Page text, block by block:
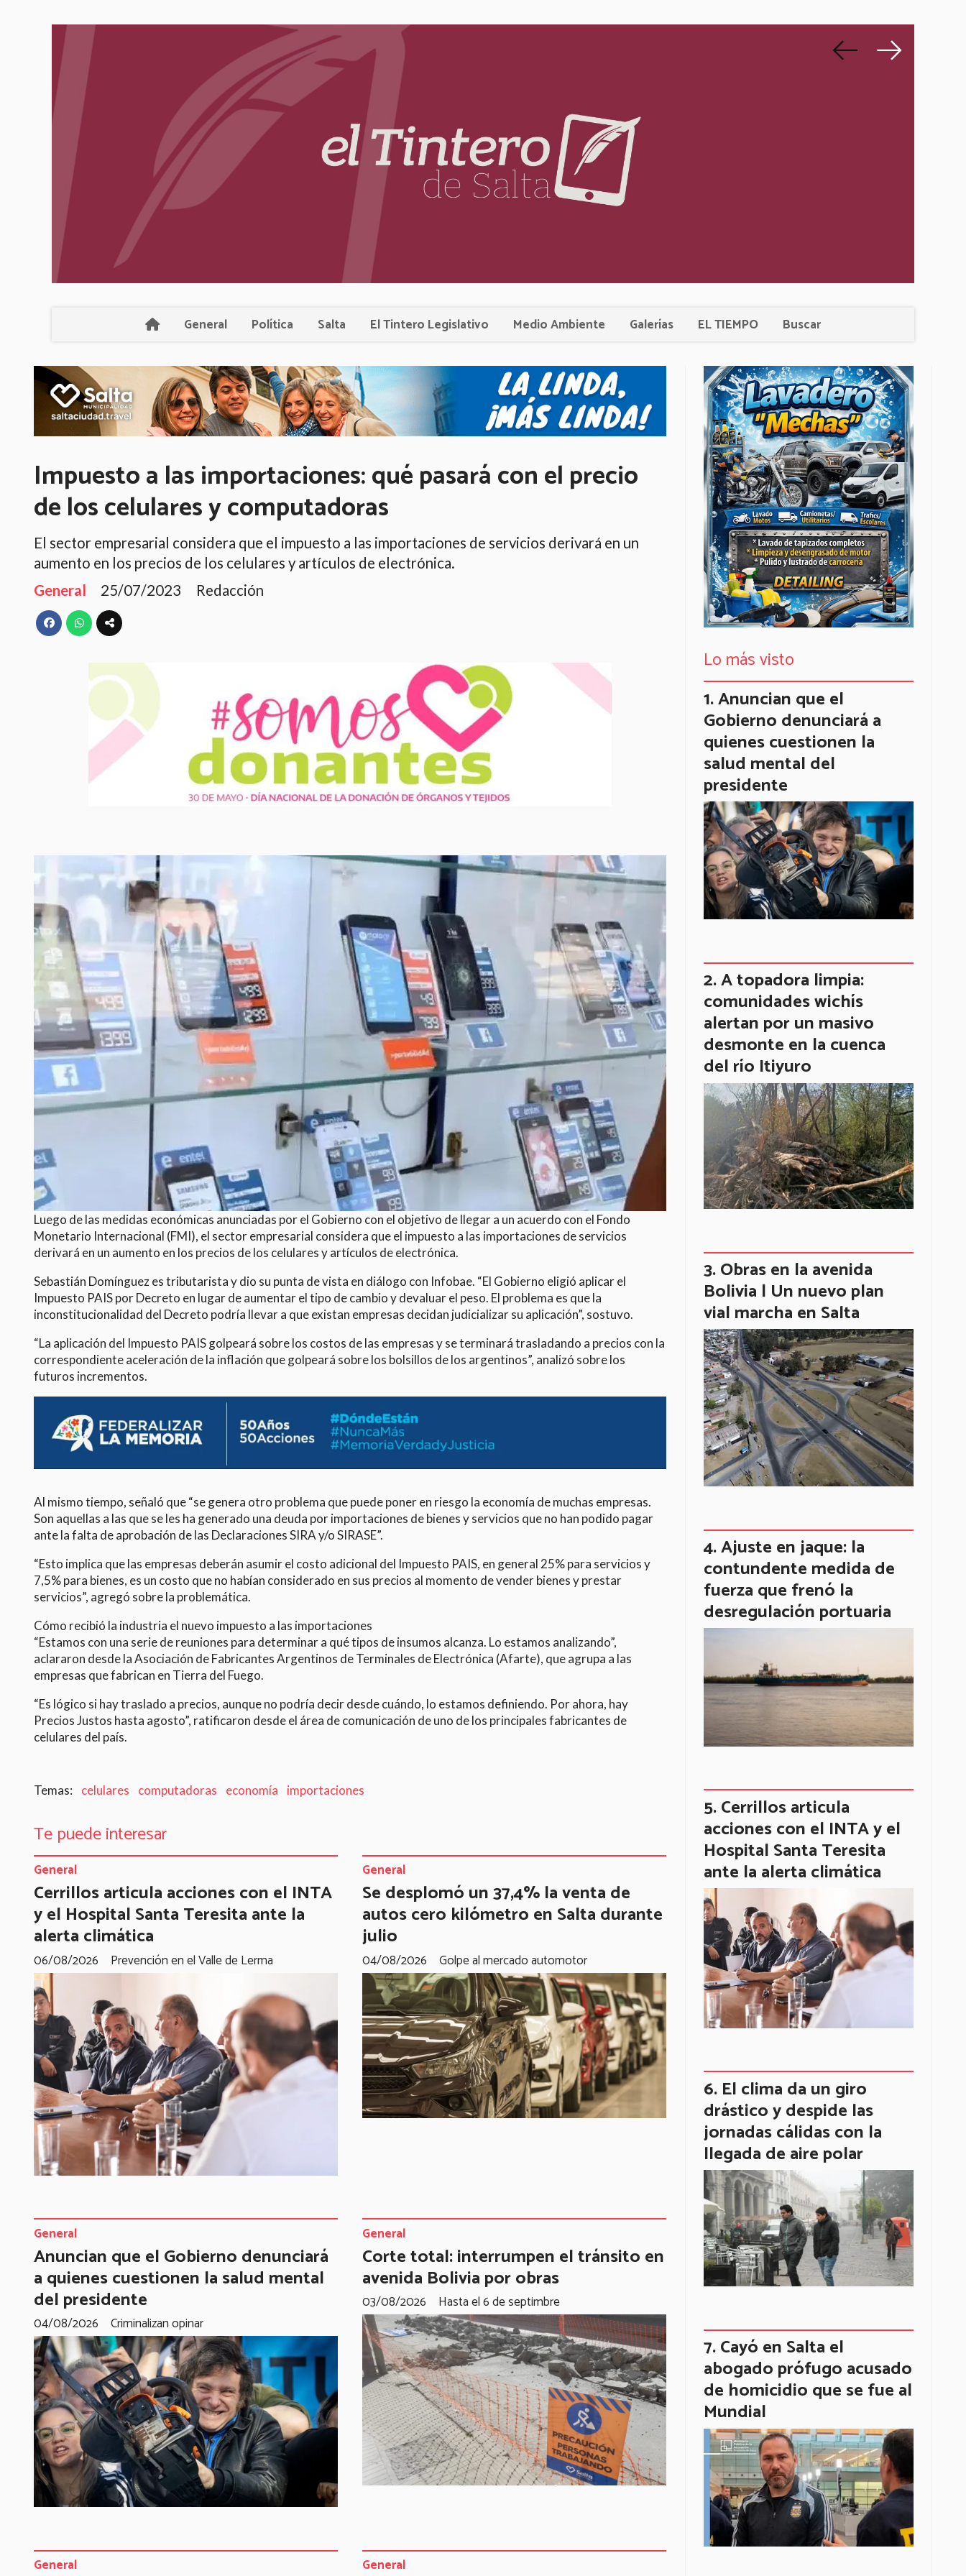
General Política Salta El Tintero Legislativo Medio Ambiente Galerías EL TIEMPO Buscar
Impuesto a las importaciones: qué pasará con el precio
de los celulares y computadoras
El sector empresarial considera que el impuesto a las importaciones de servicios derivará en un
aumento en los precios de los celulares y artículos de electrónica.
General
25/07/2023 Redacción
Luego de las medidas económicas anunciadas por el Gobierno con el objetivo de llegar a un acuerdo con el Fondo
Monetario Internacional (FMI), el sector empresarial considera que el impuesto a las importaciones de servicios
derivará en un aumento en los precios de los celulares y artículos de electrónica.
Sebastián Domínguez es tributarista y dio su punta de vista en diálogo con Infobae. “El Gobierno eligió aplicar el
Impuesto PAIS por Decreto en lugar de aumentar el tipo de cambio y devaluar el peso. El problema es que la
inconstitucionalidad del Decreto podría llevar a que existan empresas decidan judicializar su aplicación”, sostuvo.
“La aplicación del Impuesto PAIS golpeará sobre los costos de las empresas y se terminará trasladando a precios con la
correspondiente aceleración de la inflación que golpeará sobre los bolsillos de los argentinos”, analizó sobre los
futuros incrementos.
Al mismo tiempo, señaló que “se genera otro problema que puede poner en riesgo la economía de muchas empresas.
Son aquellas a las que se les ha generado una deuda por importaciones de bienes y servicios que no han podido pagar
ante la falta de aprobación de las Declaraciones SIRA y/o SIRASE”.
“Esto implica que las empresas deberán asumir el costo adicional del Impuesto PAIS, en general 25% para servicios y
7,5% para bienes, es un costo que no habían considerado en sus precios al momento de vender bienes y prestar
servicios”, agregó sobre la problemática.
Cómo recibió la industria el nuevo impuesto a las importaciones
“Estamos con una serie de reuniones para determinar a qué tipos de insumos alcanza. Lo estamos analizando”,
aclararon desde la Asociación de Fabricantes Argentinos de Terminales de Electrónica (Afarte), que agrupa a las
empresas que fabrican en Tierra del Fuego.
“Es lógico si hay traslado a precios, aunque no podría decir desde cuándo, lo estamos definiendo. Por ahora, hay
Precios Justos hasta agosto”, ratificaron desde el área de comunicación de uno de los principales fabricantes de
celulares del país.
celulares computadoras economía importaciones
Te puede interesar
Cerrillos articula acciones con el INTA
y el Hospital Santa Teresita ante la
alerta climática
Prevención en el Valle de Lerma
General
06/08/2026
Se desplomó un 37,4% la venta de
autos cero kilómetro en Salta durante
julio
Golpe al mercado automotor
General
04/08/2026
Anuncian que el Gobierno denunciará
a quienes cuestionen la salud mental
del presidente
Criminalizan opinar
General
04/08/2026
Corte total: interrumpen el tránsito en
avenida Bolivia por obras
Hasta el 6 de septimbre
General
03/08/2026
General General
Lo más visto
Anuncian que el
Gobierno denunciará a
quienes cuestionen la
salud mental del
presidente
A topadora limpia:
comunidades wichís
alertan por un masivo
desmonte en la cuenca
del río Itiyuro
Obras en la avenida
Bolivia | Un nuevo plan
vial marcha en Salta
Ajuste en jaque: la
contundente medida de
fuerza que frenó la
desregulación portuaria
Cerrillos articula
acciones con el INTA y el
Hospital Santa Teresita
ante la alerta climática
El clima da un giro
drástico y despide las
jornadas cálidas con la
llegada de aire polar
Cayó en Salta el
abogado prófugo acusado
de homicidio que se fue al
Mundial